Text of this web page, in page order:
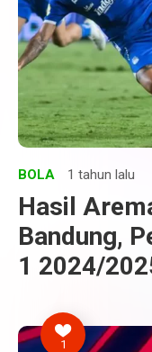
BOLA 1 tahun lalu
Hasil
Bandung,
1 2024/
1